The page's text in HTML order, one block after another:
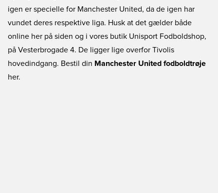
igen er specielle for Manchester United, da de igen har
vundet deres respektive liga. Husk at det gælder både
online her på siden og i vores butik Unisport Fodboldshop,
på Vesterbrogade 4. De ligger lige overfor Tivolis
hovedindgang. Bestil din Manchester United fodboldtrøje
her.